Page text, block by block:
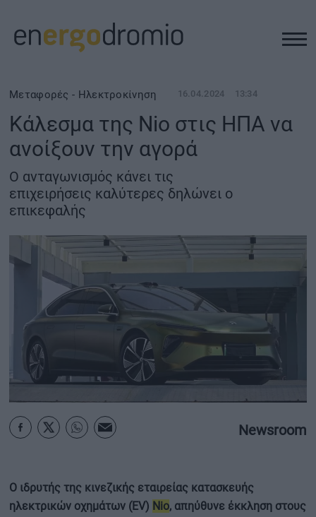
ΥΠΟΔΟΜΕΣ
REAL ESTATE
ΠΕΡΙΒΑΛΛΟΝ
ΕΝΕΡΓΕΙΑ
ΜΕΤΑΦΟΡΕΣ - ΗΛΕΚΤΡΟΚΙΝΗΣΗ
ΨΗΦΙΑΚΟΣ ΚΟΣΜΟΣ
ΟΙΚΟΝΟΜΙΑ - ΕΠΙΧΕΙΡΗΣΕΙΣ
MY PROPERTY
ΚΑΡΑΜΠΟΛΕΣ
ΟΡΟΙ ΧΡΗΣΗΣ
ΕΠΙΚΟΙΝΩΝΙΑ
Μεταφορές - Ηλεκτροκίνηση 16.04.2024 13:34
Κάλεσμα της Nio στις ΗΠΑ να
ανοίξουν την αγορά
Ο ανταγωνισμός κάνει τις
επιχειρήσεις καλύτερες δηλώνει ο
επικεφαλής
Newsroom
Ο ιδρυτής της κινεζικής εταιρείας κατασκευής
ηλεκτρικών οχημάτων (EV) Nio, απηύθυνε έκκληση στους